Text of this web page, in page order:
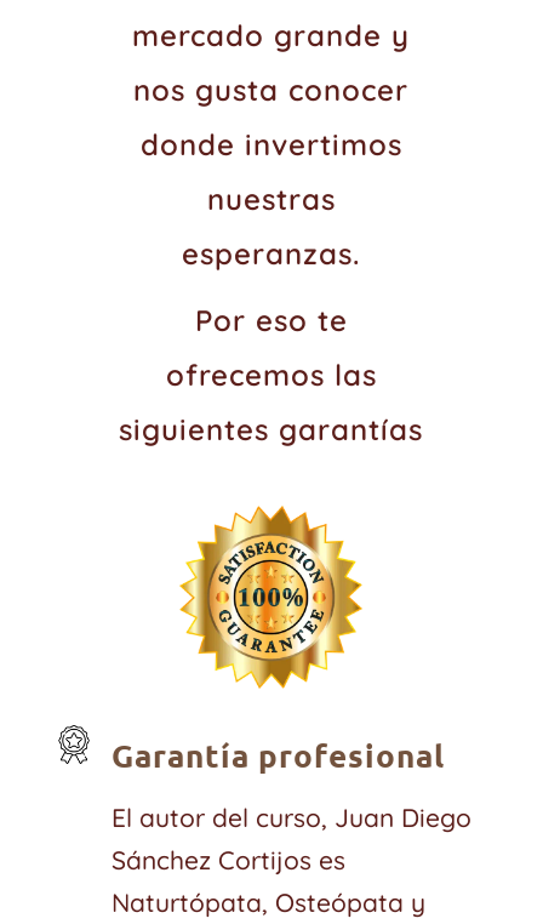
mercado grande y
nos gusta conocer
donde invertimos
nuestras
esperanzas.
Por eso te
ofrecemos las
siguientes garantías
Garantía profesional
El autor del curso, Juan Diego
Sánchez Cortijos es
Naturtópata, Osteópata y